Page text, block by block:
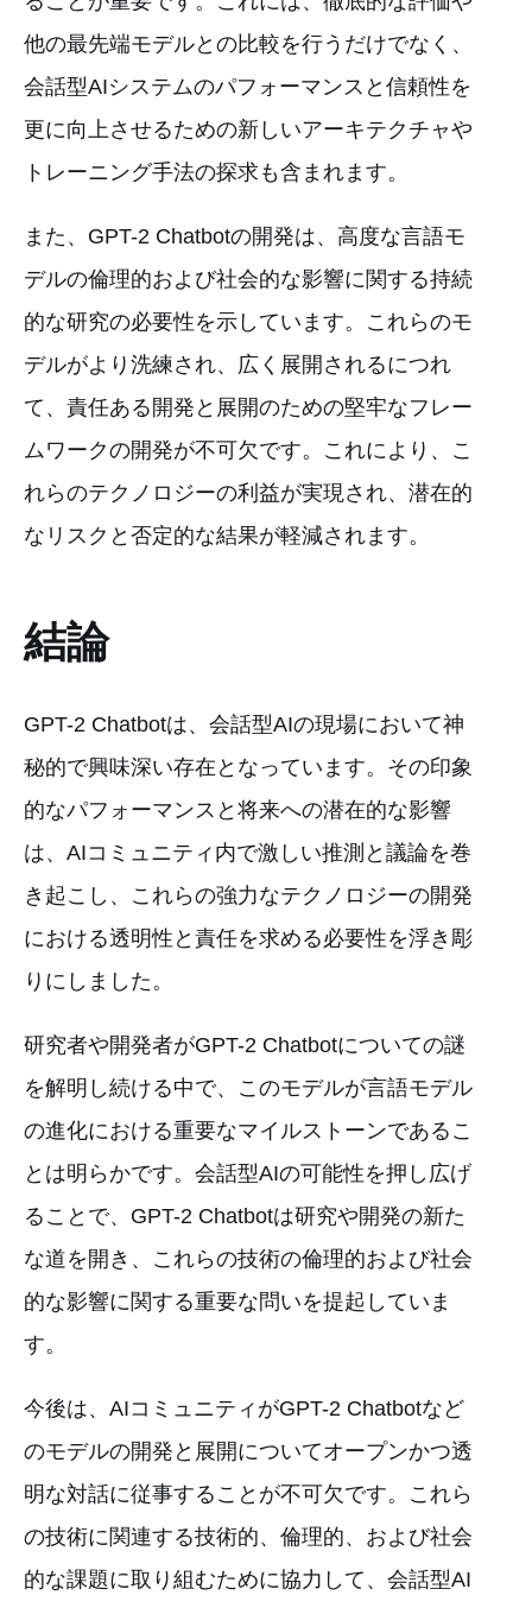
他の最先端モデルとの比較を行うだけでなく、
会話型AIシステムのパフォーマンスと信頼性を
更に向上させるための新しいアーキテクチャや
トレーニング手法の探求も含まれます。
また、GPT-2 Chatbotの開発は、高度な言語モ
デルの倫理的および社会的な影響に関する持続
的な研究の必要性を示しています。これらのモ
デルがより洗練され、広く展開されるにつれ
て、責任ある開発と展開のための堅牢なフレー
ムワークの開発が不可欠です。これにより、こ
れらのテクノロジーの利益が実現され、潜在的
なリスクと否定的な結果が軽減されます。
結論
GPT-2 Chatbotは、会話型AIの現場において神
秘的で興味深い存在となっています。その印象
的なパフォーマンスと将来への潜在的な影響
は、AIコミュニティ内で激しい推測と議論を巻
き起こし、これらの強力なテクノロジーの開発
における透明性と責任を求める必要性を浮き彫
りにしました。
研究者や開発者がGPT-2 Chatbotについての謎
を解明し続ける中で、このモデルが言語モデル
の進化における重要なマイルストーンであるこ
とは明らかです。会話型AIの可能性を押し広げ
ることで、GPT-2 Chatbotは研究や開発の新た
な道を開き、これらの技術の倫理的および社会
的な影響に関する重要な問いを提起していま
す。
今後は、AIコミュニティがGPT-2 Chatbotなど
のモデルの開発と展開についてオープンかつ透
明な対話に従事することが不可欠です。これら
の技術に関連する技術的、倫理的、および社会
的な課題に取り組むために協力して、会話型AI